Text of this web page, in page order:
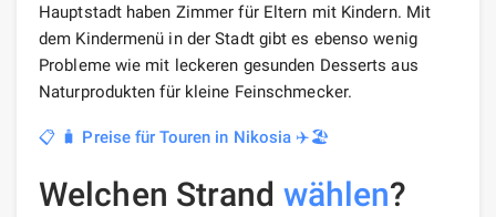
Hauptstadt haben Zimmer für Eltern mit Kindern. Mit
dem Kindermenü in der Stadt gibt es ebenso wenig
Probleme wie mit leckeren gesunden Desserts aus
Naturprodukten für kleine Feinschmecker.
📋 🧳 Preise für Touren in Nikosia ✈️🏖️
Welchen Strand wählen?